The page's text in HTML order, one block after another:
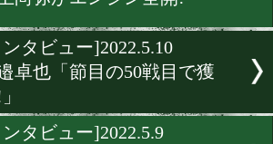
[代表インタビュー
井上尚弥・ドネア戦をバト
が来日観戦かー
[インタビュー]2022.5.13